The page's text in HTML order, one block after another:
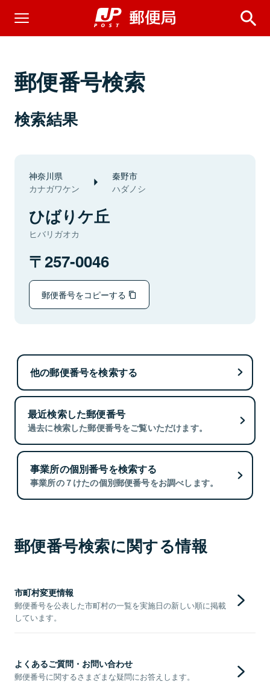
郵便番号検索
検索結果
神奈川県
カナガワケン
秦野市
ハダノシ
ひばりケ丘
ヒバリガオカ
257-0046
郵便番号をコピーする
他の郵便番号を検索する
最近検索した郵便番号
過去に検索した郵便番号をご覧いただけます。
事業所の個別番号を検索する
事業所の７けたの個別郵便番号をお調べします。
郵便番号検索に関する情報
市町村変更情報
郵便番号を公表した市町村の一覧を実施日の新しい順に掲載
しています。
よくあるご質問・お問い合わせ
郵便番号に関するさまざまな疑問にお答えします。